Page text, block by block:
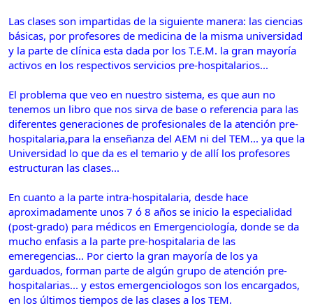
Las clases son impartidas de la siguiente manera: las ciencias
básicas, por profesores de medicina de la misma universidad
y la parte de clínica esta dada por los T.E.M. la gran mayoría
activos en los respectivos servicios pre-hospitalarios...
El problema que veo en nuestro sistema, es que aun no
tenemos un libro que nos sirva de base o referencia para las
diferentes generaciones de profesionales de la atención pre-
hospitalaria,para la enseñanza del AEM ni del TEM... ya que la
Universidad lo que da es el temario y de allí los profesores
estructuran las clases...
En cuanto a la parte intra-hospitalaria, desde hace
aproximadamente unos 7 ó 8 años se inicio la especialidad
(post-grado) para médicos en Emergenciología, donde se da
mucho enfasis a la parte pre-hospitalaria de las
emeregencias... Por cierto la gran mayoría de los ya
garduados, forman parte de algún grupo de atención pre-
hospitalarias... y estos emergenciologos son los encargados,
en los últimos tiempos de las clases a los TEM.